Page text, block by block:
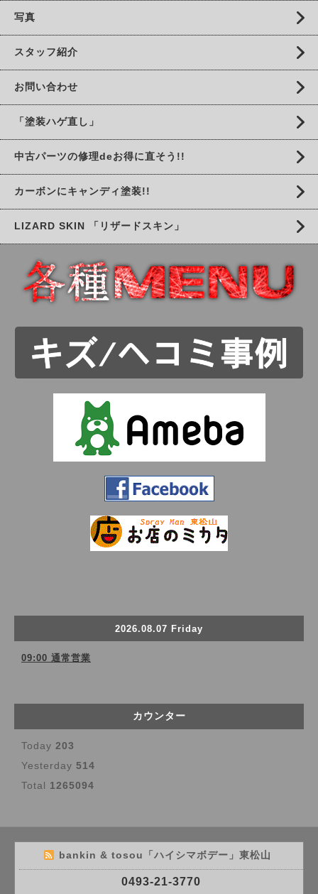
写真
スタッフ紹介
お問い合わせ
「塗装ハゲ直し」
中古パーツの修理deお得に直そう!!
カーボンにキャンディ塗装!!
LIZARD SKIN 「リザードスキン」
2026.08.07 Friday
09:00 通常営業
カウンター
Today 203
Yesterday 514
Total 1265094
bankin & tosou「ハイシマボデー」東松山
0493-21-3770